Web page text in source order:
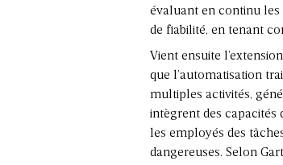
évaluant en continu les
de fiabilité, en tenant
Vient ensuite
que l’automatisation
multiples activités,
intègrent des capacités
les employés des
dangereuses. Selon